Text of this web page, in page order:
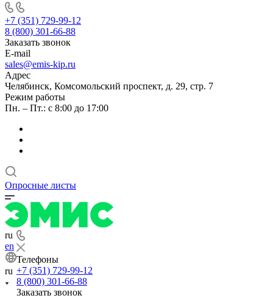
+7 (351) 729-99-12
8 (800) 301-66-88
Заказать звонок
E-mail
sales@emis-kip.ru
Адрес
Челябинск, Комсомольский проспект, д. 29, стр. 7
Режим работы
Пн. – Пт.: с 8:00 до 17:00
Опросные листы
ru
en
ru
Телефоны
+7 (351) 729-99-12
8 (800) 301-66-88
Заказать звонок